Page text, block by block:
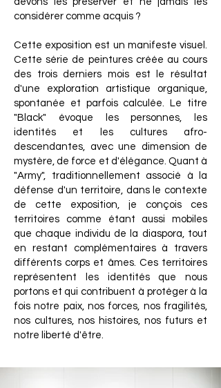
considérer comme acquis ?
Cette exposition est un manifeste visuel.
Cette série de peintures créée au cours
des trois derniers mois est le résultat
d'une exploration artistique organique,
spontanée et parfois calculée. Le titre
"Black" évoque les personnes, les
identités et les cultures afro-
descendantes, avec une dimension de
mystère, de force et d'élégance. Quant à
"Army", traditionnellement associé à la
défense d'un territoire, dans le contexte
de cette exposition, je conçois ces
territoires comme étant aussi mobiles
que chaque individu de la diaspora, tout
en restant complémentaires à travers
différents corps et âmes. Ces territoires
représentent les identités que nous
portons et qui contribuent à protéger à la
fois notre paix, nos forces, nos fragilités,
nos cultures, nos histoires, nos futurs et
notre liberté d'être.